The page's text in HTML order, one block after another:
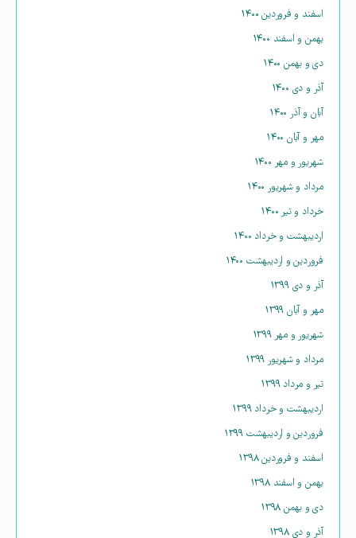
اسفند و فروردین ۱۴۰۰
بهمن و اسفند ۱۴۰۰
دی و بهمن ۱۴۰۰
آذر و دی ۱۴۰۰
آبان و آذر ۱۴۰۰
مهر و آبان ۱۴۰۰
شهریور و مهر ۱۴۰۰
مرداد و شهریور ۱۴۰۰
خرداد و تیر ۱۴۰۰
اردیبهشت و خرداد ۱۴۰۰
فروردین و اردیبهشت ۱۴۰۰
آذر و دی ۱۳۹۹
مهر و آبان ۱۳۹۹
شهریور و مهر ۱۳۹۹
مرداد و شهریور ۱۳۹۹
تیر و مرداد ۱۳۹۹
اردیبهشت و خرداد ۱۳۹۹
فروردین و اردیبهشت ۱۳۹۹
اسفند و فروردین ۱۳۹۸
بهمن و اسفند ۱۳۹۸
دی و بهمن ۱۳۹۸
آذر و دی ۱۳۹۸